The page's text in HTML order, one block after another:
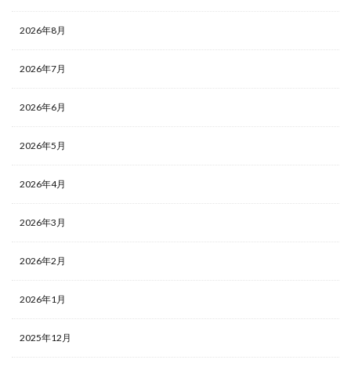
2026年8月
2026年7月
2026年6月
2026年5月
2026年4月
2026年3月
2026年2月
2026年1月
2025年12月